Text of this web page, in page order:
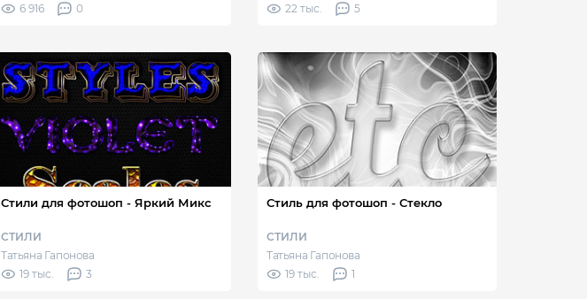
6 916
0
22 тыс.
5
Стили для фотошоп - Яркий Микс
СТИЛИ
Татьяна Гапонова
19 тыс.
3
Стиль для фотошоп - Стекло
СТИЛИ
Татьяна Гапонова
19 тыс.
1